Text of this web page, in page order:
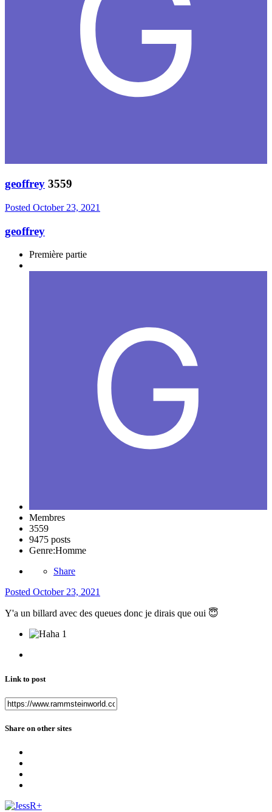
geoffrey 3559
Posted October 23, 2021
geoffrey
Première partie
Membres
3559
9475 posts
Genre:Homme
Share
Posted October 23, 2021
Y'a un billard avec des queues donc je dirais que oui 😇
1
Link to post
Share on other sites